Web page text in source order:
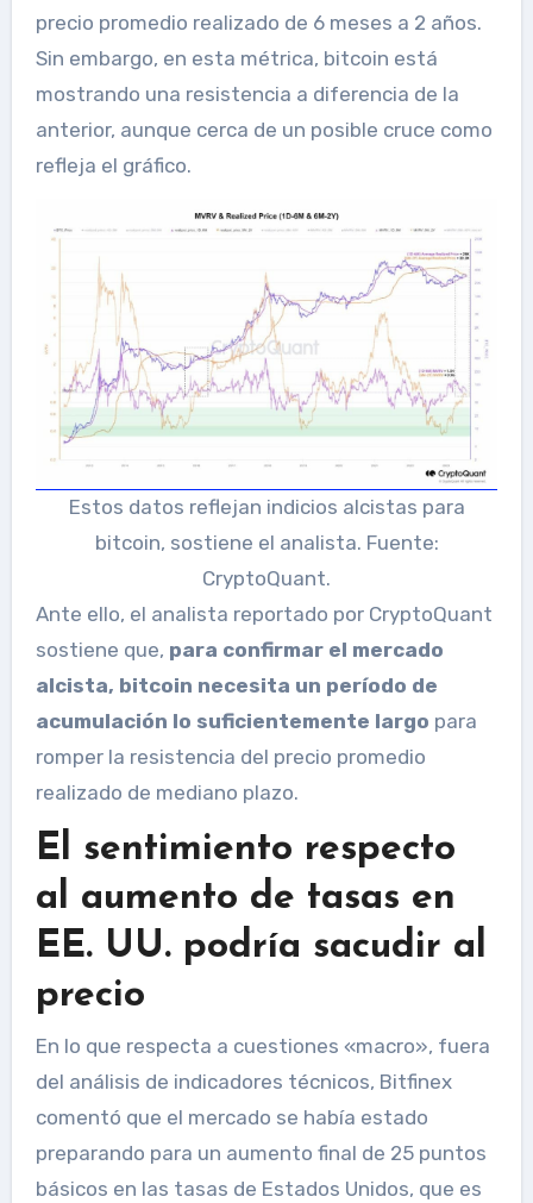
precio promedio realizado de 6 meses a 2 años.
Sin embargo, en esta métrica, bitcoin está
mostrando una resistencia a diferencia de la
anterior, aunque cerca de un posible cruce como
refleja el gráfico.
Estos datos reflejan indicios alcistas para
bitcoin, sostiene el analista. Fuente:
CryptoQuant.
Ante ello, el analista reportado por CryptoQuant
sostiene que, para confirmar el mercado
alcista, bitcoin necesita un período de
acumulación lo suficientemente largo para
romper la resistencia del precio promedio
realizado de mediano plazo.
El sentimiento respecto
al aumento de tasas en
EE. UU. podría sacudir al
precio
En lo que respecta a cuestiones «macro», fuera
del análisis de indicadores técnicos, Bitfinex
comentó que el mercado se había estado
preparando para un aumento final de 25 puntos
básicos en las tasas de Estados Unidos, que es